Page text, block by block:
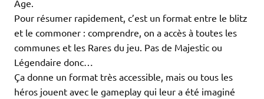
Age.
Pour résumer rapidement, c’est un format entre le blitz
et le commoner : comprendre, on a accès à toutes les
communes et les Rares du jeu. Pas de Majestic ou
Légendaire donc…
Ça donne un format très accessible, mais ou tous les
héros jouent avec le gameplay qui leur a été imaginé